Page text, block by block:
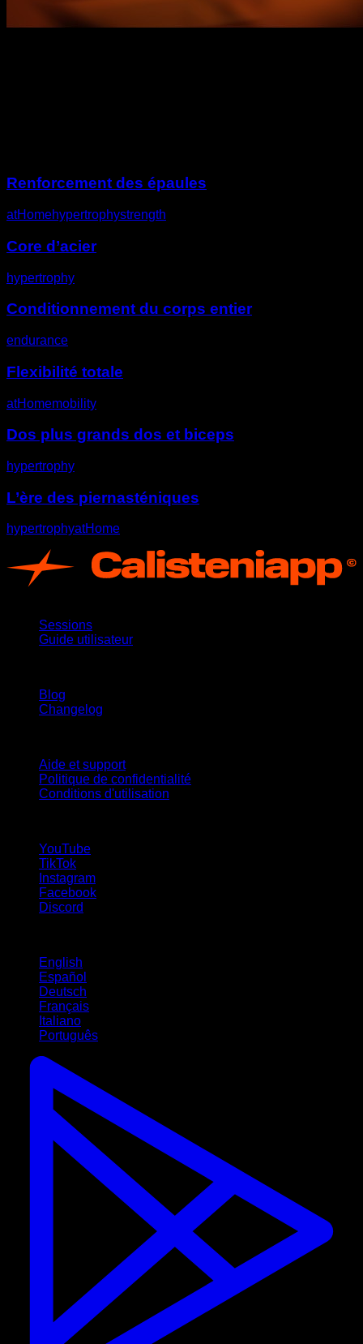
Renforcement des épaules
atHomehypertrophystrength
Core d’acier
hypertrophy
Conditionnement du corps entier
endurance
Flexibilité totale
atHomemobility
Dos plus grands dos et biceps
hypertrophy
L’ère des piernasténiques
hypertrophyatHome
Sessions
Guide utilisateur
Blog
Changelog
Aide et support
Politique de confidentialité
Conditions d'utilisation
YouTube
TikTok
Instagram
Facebook
Discord
English
Español
Deutsch
Français
Italiano
Português